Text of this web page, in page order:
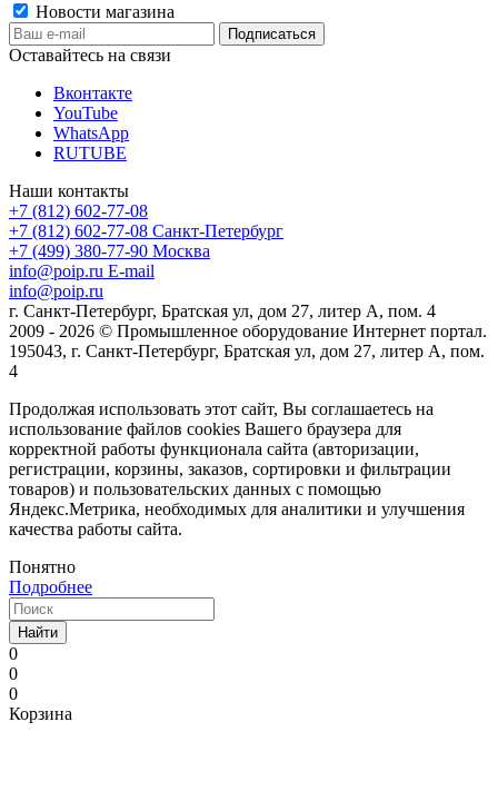
Новости магазина
Оставайтесь на связи
Вконтакте
YouTube
WhatsApp
RUTUBE
Наши контакты
+7 (812) 602-77-08
+7 (812) 602-77-08 Санкт-Петербург
+7 (499) 380-77-90 Москва
info@poip.ru E-mail
info@poip.ru
г. Санкт-Петербург, Братская ул, дом 27, литер А, пом. 4
2009 - 2026 © Промышленное оборудование Интернет портал.
195043, г. Санкт-Петербург, Братская ул, дом 27, литер А, пом.
4
Продолжая использовать этот сайт, Вы соглашаетесь на
использование файлов cookies Вашего браузера для
корректной работы функционала сайта (авторизации,
регистрации, корзины, заказов, сортировки и фильтрации
товаров) и пользовательских данных с помощью
Яндекс.Метрика, необходимых для аналитики и улучшения
качества работы сайта.
Понятно
Подробнее
Найти
0
0
0
Корзина